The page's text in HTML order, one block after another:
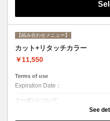
【組み合わせメニュー】
カット+リタッチカラー
￥11,550
Terms of use
Expiration Date：
クーポンについて
カットと根元２cmまでのカラー。
See